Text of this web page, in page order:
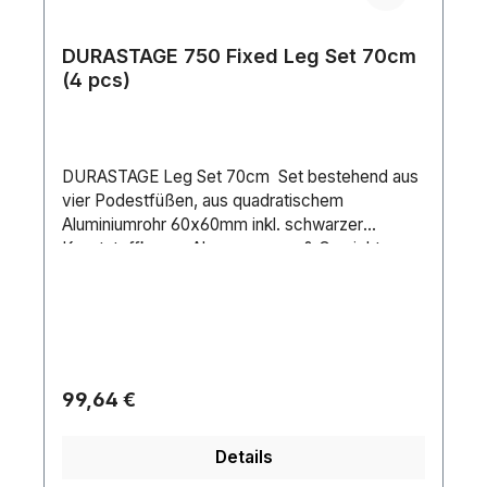
DURASTAGE 750 Fixed Leg Set 70cm
(4 pcs)
DURASTAGE Leg Set 70cm Set bestehend aus
vier Podestfüßen, aus quadratischem
Aluminiumrohr 60x60mm inkl. schwarzer
Kunststoffkappe.Abmessungen & Gewicht: •
Regulärer Preis:
99,64 €
Details